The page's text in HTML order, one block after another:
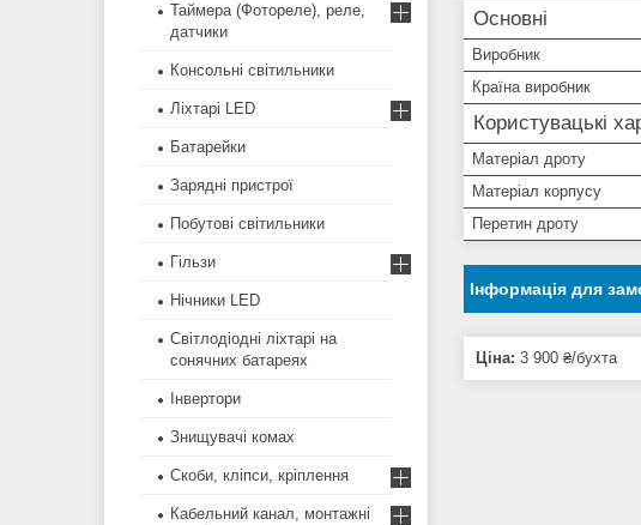
Основні
Виробник
Країна виробник
Користувацькі
Матеріал дроту
Матеріал корпусу
Перетин дроту
Інформація для
Ціна: 3 900 ₴/бухта
Таймера (Фотореле), реле,
датчики
Консольні світильники
Ліхтарі LED
Батарейки
Зарядні пристрої
Побутові світильники
Гільзи
Нічники LED
Світлодіодні ліхтарі на
сонячних батареях
Інвертори
Знищувачі комах
Скоби, кліпси, кріплення
Кабельний канал, монтажні